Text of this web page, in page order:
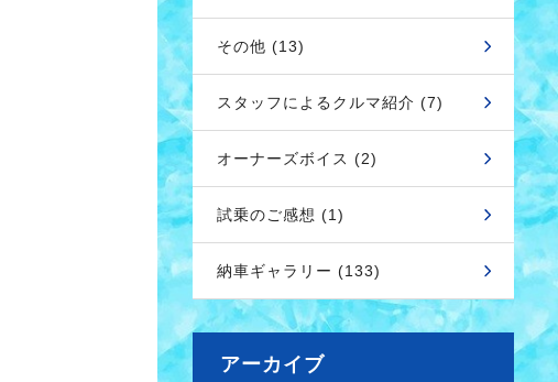
その他 (13)
スタッフによるクルマ紹介 (7)
オーナーズボイス (2)
試乗のご感想 (1)
納車ギャラリー (133)
アーカイブ